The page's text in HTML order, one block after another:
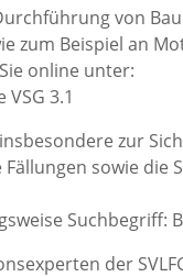
von
Beispiel an
online unter:
3.1
zur
sowie die
Suchbegriff:
der